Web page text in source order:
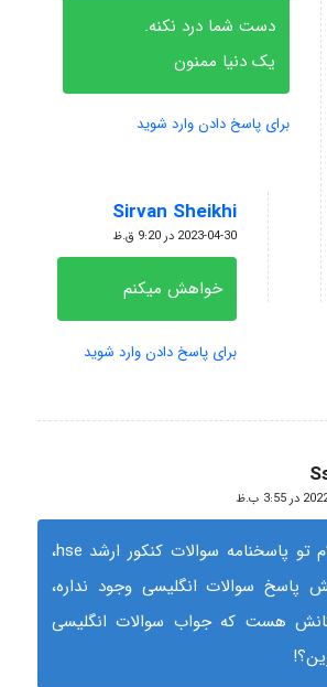
دست شما درد نکنه.
یک دنیا ممنون
برای پاسخ دادن وارد شوید
Sirvan Sheikhi
گفته:
2023-04-30 در 9:20 ق.ظ
خواهش میکنم
برای پاسخ دادن وارد شوید
ب.ظ
سلام تو پاسخنامه سوالات کنکور ارشد hse،
پاسخ سوالات انگلیسی وجود نداره،
هست که جواب سوالات انگلیسی